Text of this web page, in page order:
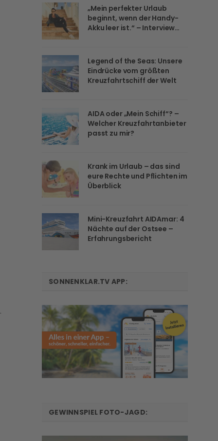
„Mein perfekter Urlaub
beginnt, wenn der Handy-
Akku leer ist.“ – Interview
Legend of the Seas: Unsere
Eindrücke vom größten
Kreuzfahrtschiff der Welt
AIDA oder „Mein Schiff“? –
Welcher Kreuzfahrtanbieter
passt zu mir?
Krank im Urlaub – das sind
eure Rechte und Pflichten im
Überblick
Mini-Kreuzfahrt AIDAmar: 4
Nächte auf der Ostsee –
Erfahrungsbericht
SONNENKLAR.TV APP:
GEWINNSPIEL FOTO-JAGD: